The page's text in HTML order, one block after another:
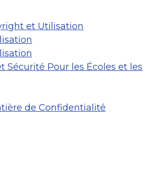
et Utilisation
Sécurité Pour les Écoles et les
de Confidentialité